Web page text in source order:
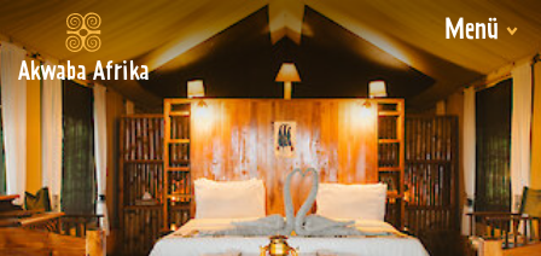
Akwaba Afrika
Menü